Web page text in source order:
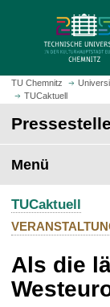
m
H
t
s
i
e
a
u
f
r
f
e
TU Chemnitz
TUCaktuell
Menü
TUCaktuell
Als die